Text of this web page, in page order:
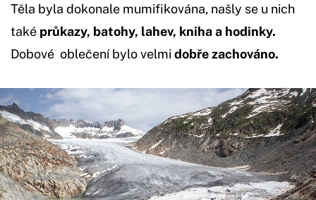
Těla byla dokonale mumifikována, našly se u nich
také průkazy, batohy, lahev, kniha a hodinky.
Dobové oblečení bylo velmi dobře zachováno.